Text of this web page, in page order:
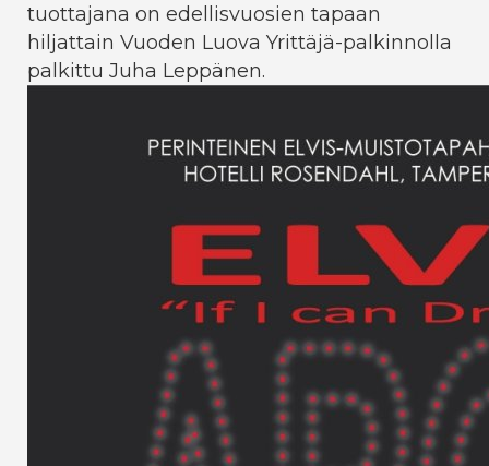
tuottajana on edellisvuosien tapaan
hiljattain Vuoden Luova Yrittäjä-palkinnolla
palkittu Juha Leppänen.